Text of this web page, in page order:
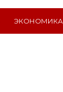
ЭКОНОМИКА